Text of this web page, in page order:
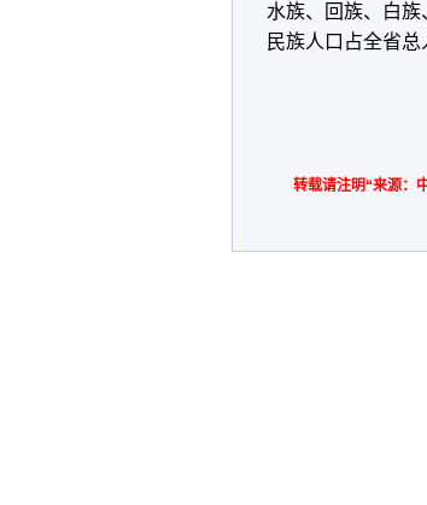
水族、回族、白
民族人口占全省总
转载请注明“来源：